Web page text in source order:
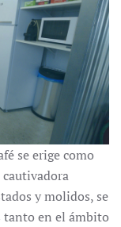
se erige como
y molidos, se
tanto en el ámbito